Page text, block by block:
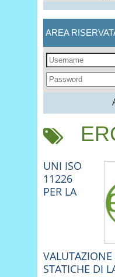
AREA
UNI ISO
11226
PER LA
VALUTAZIONE
STATICHE DI